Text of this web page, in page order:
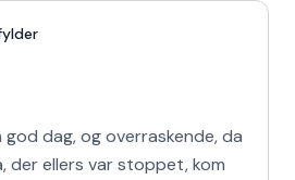
dag, og overraskende, da
der ellers var stoppet, kom